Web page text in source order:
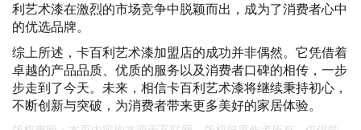
利艺术漆在激烈的市场竞争中脱颖而出，成为了消费者心中
的优选品牌。
综上所述，卡百利艺术漆加盟店的成功并非偶然。它凭借着
卓越的产品品质、优质的服务以及消费者口碑的相传，一步
步走到了今天。未来，相信卡百利艺术漆将继续秉持初心，
不断创新与突破，为消费者带来更多美好的家居体验。